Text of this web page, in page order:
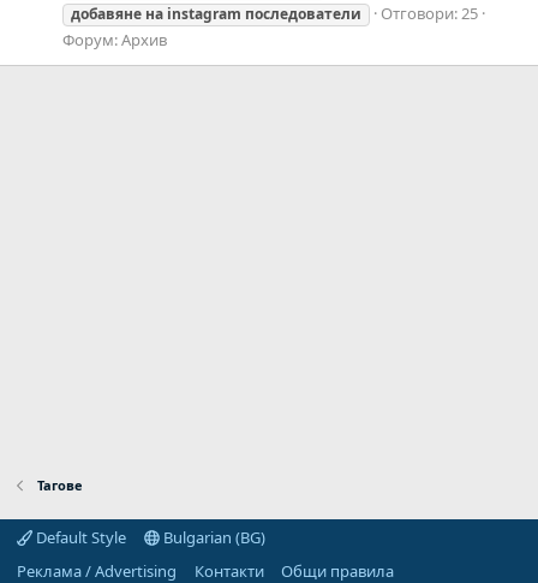
добавяне на instagram последователи
Отговори: 25
Форум:Архив
Тагове
Default Style
Bulgarian (BG)
Реклама / Advertising
Контакти
Общи правила